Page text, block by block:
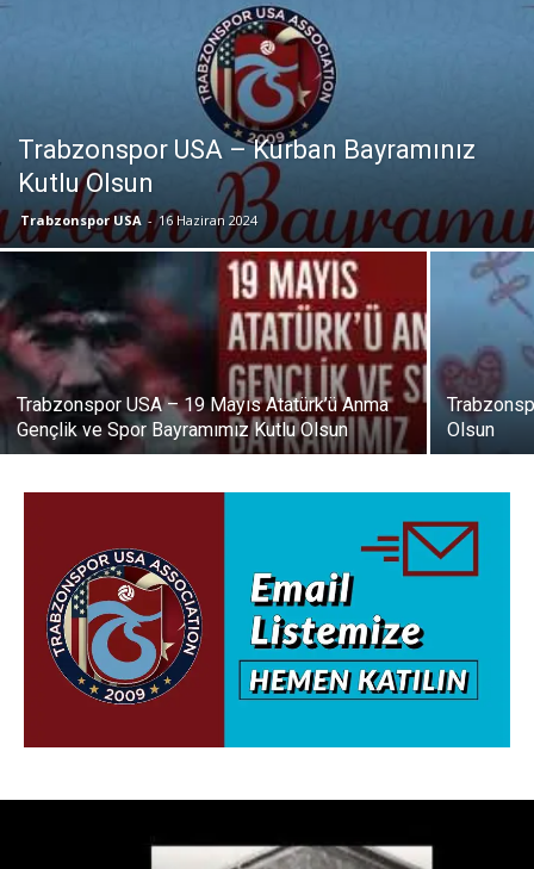
Trabzonspor USA – Kurban Bayramınız
Kutlu Olsun
Trabzonspor USA - 16 Haziran 2024
Trabzonspor USA – 19 Mayıs Atatürk’ü Anma
Gençlik ve Spor Bayramımız Kutlu Olsun
Olsun